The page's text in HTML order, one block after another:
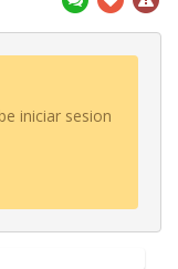
iniciar sesion